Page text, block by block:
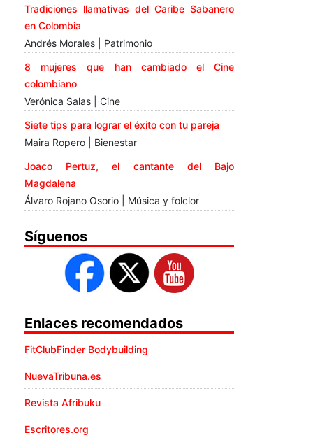
Tradiciones llamativas del Caribe Sabanero
en Colombia
Andrés Morales | Patrimonio
8 mujeres que han cambiado el Cine
colombiano
Verónica Salas | Cine
Siete tips para lograr el éxito con tu pareja
Maira Ropero | Bienestar
Joaco Pertuz, el cantante del Bajo
Magdalena
Álvaro Rojano Osorio | Música y folclor
Síguenos
Enlaces recomendados
FitClubFinder Bodybuilding
NuevaTribuna.es
Revista Afribuku
Escritores.org